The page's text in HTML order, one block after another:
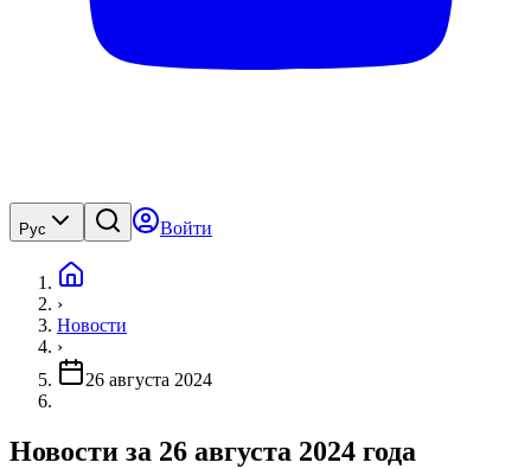
Рус Войти
›
Новости
›
26 августа 2024
Новости за 26 августа 2024 года